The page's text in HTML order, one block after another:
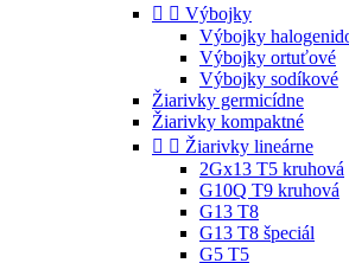
  Výbojky
Výbojky
Výbojky ortuťové
Výbojky sodíkové
Žiarivky germicídne
Žiarivky kompaktné
  Žiarivky lineárne
2Gx13 T5 kruhová
G10Q T9 kruhová
G13 T8
G13 T8 špeciál
G5 T5